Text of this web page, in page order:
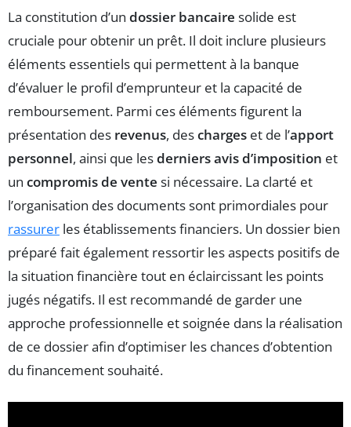
La constitution d’un dossier bancaire solide est
cruciale pour obtenir un prêt. Il doit inclure plusieurs
éléments essentiels qui permettent à la banque
d’évaluer le profil d’emprunteur et la capacité de
remboursement. Parmi ces éléments figurent la
présentation des revenus, descharges et de l’apport
personnel, ainsi que lesderniers avis d’imposition et
un compromis de vente si nécessaire. La clarté et
l’organisation des documents sont primordiales pour
rassurer les établissements financiers. Un dossier bien
préparé fait également ressortir les aspects positifs de
la situation financière tout en éclaircissant les points
jugés négatifs. Il est recommandé de garder une
approche professionnelle et soignée dans la réalisation
de ce dossier afin d’optimiser les chances d’obtention
du financement souhaité.